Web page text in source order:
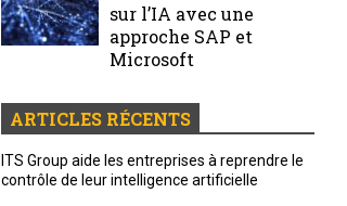
sur l’IA avec une
approche SAP et
Microsoft
ARTICLES RÉCENTS
ITS Group aide les entreprises à reprendre le
contrôle de leur intelligence artificielle